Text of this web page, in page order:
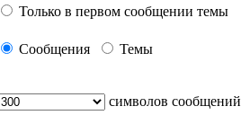
Только в первом сообщении темы
Сообщения Темы
символов сообщений